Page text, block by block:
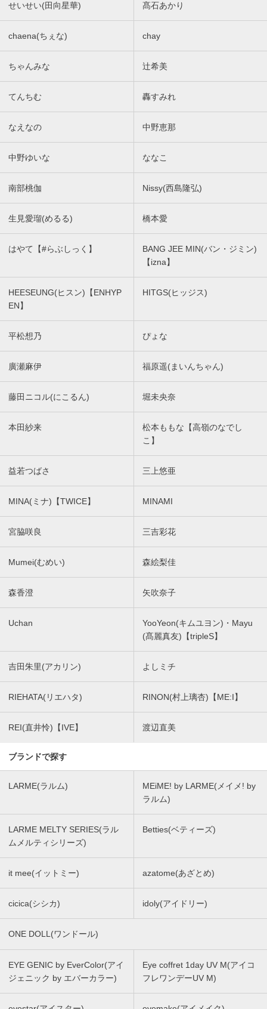
せいせい(田向星華) 髙石あかり
chaena(ちぇな) chay
ちゃんみな 辻希美
てんちむ 轟すみれ
なえなの 中野恵那
中野ゆいな ななこ
南部桃伽 Nissy(西島隆弘)
生見愛瑠(めるる) 橋本愛
はやて【#らぶしっく】
BANG JEE MIN(バン・ジミン)
【izna】
HEESEUNG(ヒスン)【ENHYP
EN】
HITGS(ヒッジス)
平松想乃 ぴょな
廣瀬麻伊 福原遥(まいんちゃん)
藤田ニコル(にこるん) 堀未央奈
本田紗来
松本ももな【高嶺のなでし
こ】
益若つばさ 三上悠亜
MINA(ミナ)【TWICE】 MINAMI
宮脇咲良 三吉彩花
Mumei(むめい) 森絵梨佳
森香澄 矢吹奈子
Uchan
YooYeon(キムユヨン)・Mayu
(髙麗真友)【tripleS】
吉田朱里(アカリン) よしミチ
RIEHATA(リエハタ) RINON(村上璃杏)【ME:I】
REI(直井怜)【IVE】 渡辺直美
ブランドで探す
LARME(ラルム)
MEiME! by LARME(メイメ! by
ラルム)
LARME MELTY SERIES(ラル
ムメルティシリーズ)
Betties(ベティーズ)
it mee(イットミー) azatome(あざとめ)
cicica(シシカ) idoly(アイドリー)
ONE DOLL(ワンドール)
EYE GENIC by EverColor(アイ
ジェニック by エバーカラー)
Eye coffret 1day UV M(アイコ
フレワンデーUV M)